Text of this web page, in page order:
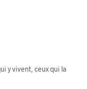
y vivent, ceux qui la